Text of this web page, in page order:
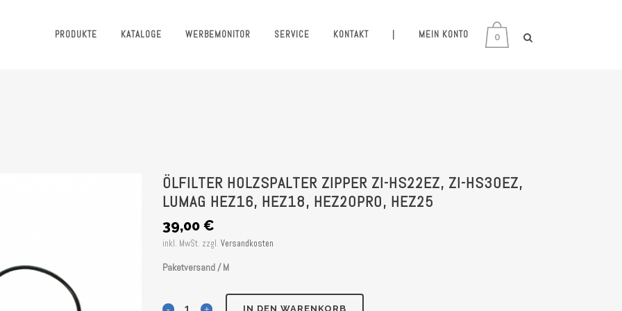
0
PRODUKTE KATALOGE WERBEMONITOR SERVICE KONTAKT MEIN KONTO
ÖLFILTER HOLZSPALTER ZIPPER ZI-HS22EZ, ZI-HS30EZ,
LUMAG HEZ16, HEZ18, HEZ20PRO, HEZ25
39,00 €
inkl. MwSt. zzgl. Versandkosten
Paketversand / M
Ölfilter IN DEN WARENKORB